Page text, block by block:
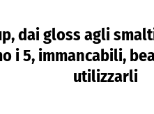
dai gloss agli
i 5, immancabili,
utilizzarli